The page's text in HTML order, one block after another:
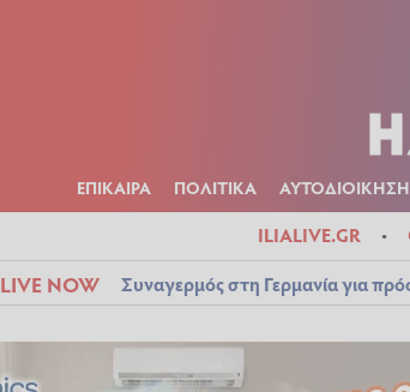
ΕΠΙΚΑΙΡΑ ΠΟΛΙΤΙΚΑ ΑΥΤΟΔΙΟΙΚΗΣΗ
ILIALIVE.GR
LIVE NOW Συναγερμός στη Γερμανία για